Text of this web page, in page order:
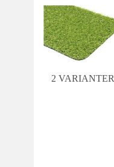
2 VARIANTER